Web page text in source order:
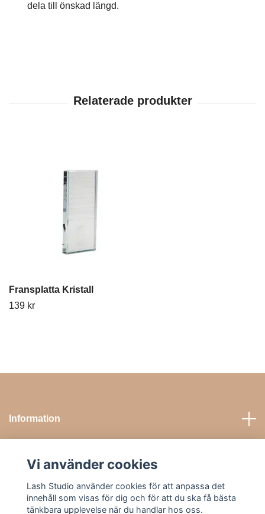
dela till önskad längd.
Fransplatta Kristall
139 kr
Information
Kontakta oss
Vi använder cookies
Lash Studio använder cookies för att anpassa det
innehåll som visas för dig och för att du ska få bästa
tänkbara upplevelse när du handlar hos oss.